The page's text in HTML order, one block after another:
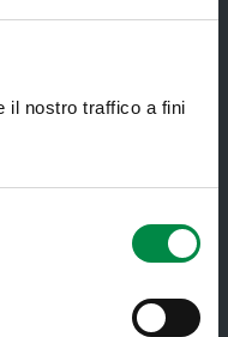
il nostro traffico a fini